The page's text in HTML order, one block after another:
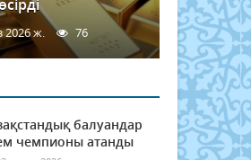
2026 ж. 76
балуандар
чемпионы атанды